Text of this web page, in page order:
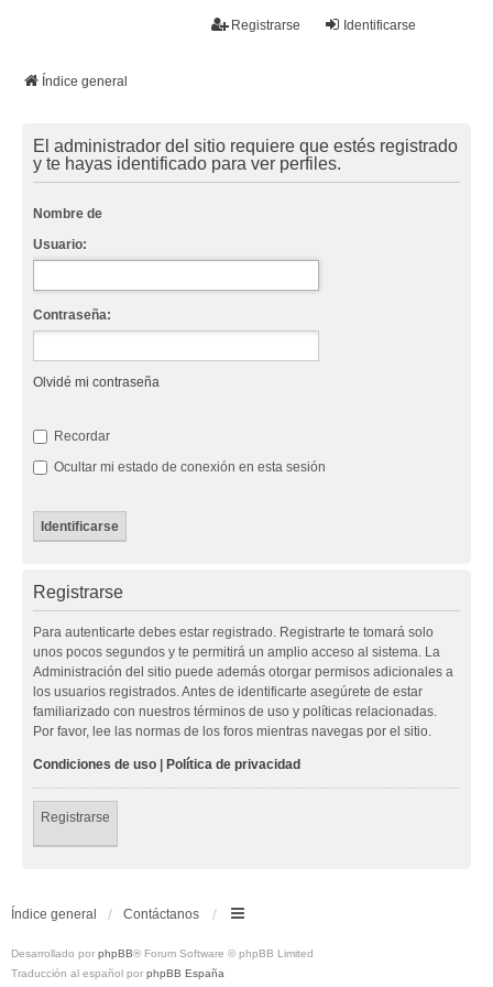
Identificarse
Registrarse
Índice general
El administrador del sitio requiere que estés registrado
y te hayas identificado para ver perfiles.
Nombre de
Usuario:
Contraseña:
Olvidé mi contraseña
Recordar
Ocultar mi estado de conexión en esta sesión
Registrarse
Para autenticarte debes estar registrado. Registrarte te tomará solo
unos pocos segundos y te permitirá un amplio acceso al sistema. La
Administración del sitio puede además otorgar permisos adicionales a
los usuarios registrados. Antes de identificarte asegúrete de estar
familiarizado con nuestros términos de uso y políticas relacionadas.
Por favor, lee las normas de los foros mientras navegas por el sitio.
Condiciones de uso Política de privacidad
Registrarse
Índice general Contáctanos
Desarrollado por phpBB® Forum Software © phpBB Limited
Traducción al español por phpBB España